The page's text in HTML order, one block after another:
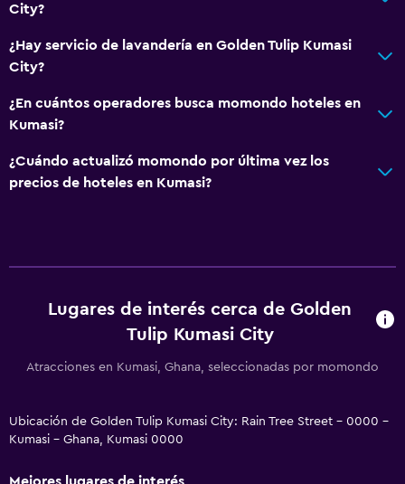
City?
¿Hay servicio de lavandería en Golden Tulip Kumasi
City?
¿En cuántos operadores busca momondo hoteles en
Kumasi?
¿Cuándo actualizó momondo por última vez los
precios de hoteles en Kumasi?
Lugares de interés cerca de Golden
Tulip Kumasi City
Atracciones en Kumasi, Ghana, seleccionadas por momondo
Ubicación de Golden Tulip Kumasi City: Rain Tree Street - 0000 -
Kumasi - Ghana, Kumasi 0000
Mejores lugares de interés